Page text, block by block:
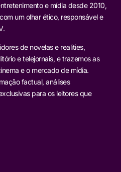
e mídia desde 2010,
um olhar ético, responsável e
de novelas e realities,
e telejornais, e trazemos as
e o mercado de mídia.
factual, análises
para os leitores que